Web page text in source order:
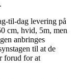
til-dag levering på
cm, hvid, 5m, men
anbringes
til at de
forud for at